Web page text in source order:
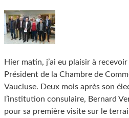
Hier matin, j’ai eu plaisir à
Président de la Chambre de
Vaucluse. Deux mois après son
l’institution consulaire, Bernard
pour sa première visite sur le